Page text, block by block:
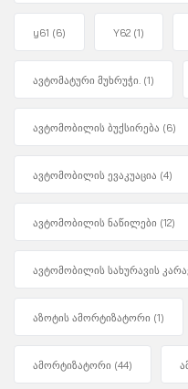
y61 (6) Y62 (1)
ავტომატური მუხრუჭი. (1)
ავტომობილის ბუქსირება (6)
ავტომობილის ევაკუაცია (4)
ავტომობილის ნაწილები (12)
ავტომობილის სახურავის
აზოტის ამორტიზატორი (1)
ამორტიზატორი (44)